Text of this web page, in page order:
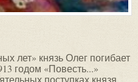
том, что 3—4-летний ребенок в договоре с греками уже имеет своего посла, отвечу, что в этом же договоре вторым номером идет посол от такого же ребенка Святослава. А Святославу согласно ТВ в том году тоже было всего несколько лет от роду. Вернемся к списку в договоре с греками. Первый номер — главный русский князь Игорь. Вторым идет его сын-ребенок. То есть первым. По аналогии с номерами 2 и 3 списка договора с греками: Святослав+Ольга (сын и мать), после 4 и 5 номеров второстепенных наследников в списке должны быть соответствующие этим наследникам родственные женщины. Действительно, далее идут именно женщины: Предслава и Сфандра. Предслава — скорее всего, жена Игоря-племянника, а Сфандра — вдова Улеба и мать Володислава, который, как и Святослав, был совсем ребенком и жены ни он, ни Святослав иметь еще не могли в отличие от давно уже взрослого Игоря-племянника. Поэтому-то в договоре они и представлены своими матерями. Как видите, здесь реконструкция, создаваемая в рамках альтернативной версии истории, получается довольно простой и правдоподобной. Традиционная версия не дает разъяснений того, кто есть кто, перечисляя только имена. Восьмым номером идет некийТурды. В «Повести временных лет» читаем: «Этот Рогволод пришел из-за моря и держал власть свою в Полоцке, а Туры держал власть в Турове, по нему и прозвались туровцы». Здесь вполне можно отожествить двух летописных героев — Турды и Туры как одного человека, им мог быть один из знатных воевод русов. Девятый по списку — Арфаст или Фаст. Здесь у меня нет никаких предположений. Но зато десятый в списке — Сфирьк! Соловьев, рассматривая имена этого договора, слегка удивлен отсутствием имени знаменитого Свенельда и делает вывод, что Свенельд не родственник Игорю. Но, на мой взгляд, упомянутый Сфирьк и Свенельд — это одно и то же лицо. Помочь нам в этом утверждении могут византийские авторы Лев Диакон и Иоанн Скилица, которые, описывая войну Святослава с греками, упоминают о некоем русском вожде по имени Сфенкел или Сфангел, и которого наши историки отожествляют именно со Свенельдом. Сравните два имени в переводе с греческого: одно имя событий 945 года Сфирьк, а другое имя 971 года Сфенкел. При этом Сфенкел, по мнению историков, — это Свенельд из русских летописей. Если имена Сфирьк и Сфенкел тождественны, то Сфирьк=Свенельд. Конечно, вы можете задаться вопросом, не слишком ли старым для похода на греков оказался Свенельд. Ведь ему должно быть к тому времени около 70 лет. Но почему ПланоКарпини в 65 лет смог добраться до Монголии, причем в тяжелейших условиях — в голод и холод, а Свенельд уже не мог? А до Болгарии путь не так далек, как до Монголии (это по ТВ, а по АВ — до Средней Азии). О Свенельде следует поговорить особо. Впервые (в хронологическом порядке) Свенельд упоминается в Никоновской летописи: «…и бе у него [у Игоря] воевода именем Свентеад, и премучиугличи, и возложи на ня дань Игорь, и да де Свентеаду: и не дадеся ему един град именем Пересечен, и седе около его три лета, и едва взят его… Идасть [Игорь] дань ДеревскуюСвентеаду, и реша дружина Игорева: се дал есиединомумужеви много». В Новгородской первой летописи написано то же, но Свенельд уже названСвенделдом. Если верить этим летописям, то Свенельд покорил племя уличей, три года осаждая их город Пересечен в низовьях Днепра, за это Игорь отдал сбор уличской дани Свенельду, вскоре добавив и дань от древлян. Но вот Игорь в 944 году вновь (первый неудачный поход был в 941 году) уходит в поход на Византию, берет с греков богатый откуп и возвращается в Киев. Но дружинникам Игоря, как, впрочем, и ему самому, мало греческой дани: «…отроки Свенельдаизоделись оружием и одеждой, а мы наги. Пойдем, князь, с нами за данью, и себе добудешь, и нам. И послушал их Игорь — пошел к древлянам за данью и ПРИБАВИЛ К ПРЕЖНЕЙ дани новую, и творили насилие над ними мужи его». Итак, Игорь сознательно вторгается на чужую территорию и к дани, которую уже собирает Свенельд, требует новую плату, уже для себя. Представьте ситуацию наших дней: платят коммерсанты рэкетирам, но тут появляются новые и требуют еще и им. Чем все должно кончиться? Нарушивший чужие границы должен быть уничтожен. По летописи Игоря убивают древляне. Но почему, перед этим отпустив большую часть своей дружины, Игорь остался в земле древлян? «И отпустил дружину свою домой, а сам с малой частью дружины вернулся, желая большего богатства». Глупо оставаться без верной охраны на чужой земле. Но Игорь чувствовал себя в безопасности благодаря соседству друга, а точнее, своего тестя Свенельда. Но тот под каким-то предлогом с дружиной удаляется и …дает об этом знать древлянам. Древляне же, привязав Игоря к двум деревьям, разорвали князя пополам. Предвижу резонный вопрос: почему, когда Святослав подрос, он не отомстил Свенельду за гибель отца? По тем временам и обычаям он был обязан это сделать: существовала к